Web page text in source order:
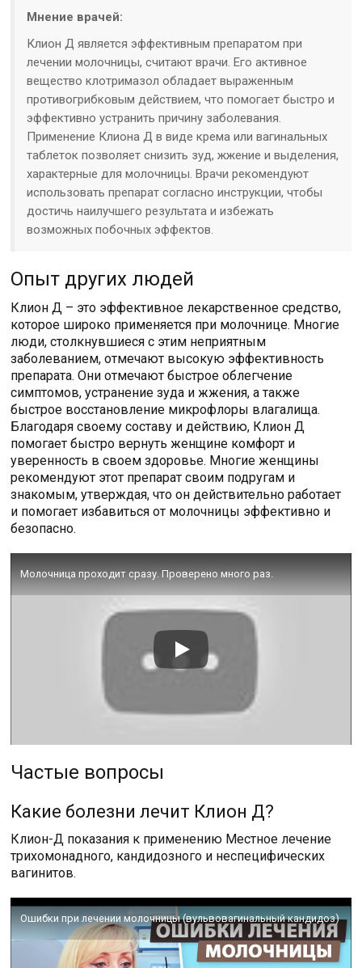
Мнение врачей:
Клион Д является эффективным препаратом при
лечении молочницы, считают врачи. Его активное
вещество клотримазол обладает выраженным
противогрибковым действием, что помогает быстро и
эффективно устранить причину заболевания.
Применение Клиона Д в виде крема или вагинальных
таблеток позволяет снизить зуд, жжение и выделения,
характерные для молочницы. Врачи рекомендуют
использовать препарат согласно инструкции, чтобы
достичь наилучшего результата и избежать
возможных побочных эффектов.
Опыт других людей
Клион Д – это эффективное лекарственное средство,
которое широко применяется при молочнице. Многие
люди, столкнувшиеся с этим неприятным
заболеванием, отмечают высокую эффективность
препарата. Они отмечают быстрое облегчение
симптомов, устранение зуда и жжения, а также
быстрое восстановление микрофлоры влагалища.
Благодаря своему составу и действию, Клион Д
помогает быстро вернуть женщине комфорт и
уверенность в своем здоровье. Многие женщины
рекомендуют этот препарат своим подругам и
знакомым, утверждая, что он действительно работает
и помогает избавиться от молочницы эффективно и
безопасно.
Молочница проходит сразу. Проверено много раз.
Частые вопросы
Какие болезни лечит Клион Д?
Клион-Д показания к применению Местное лечение
трихомонадного, кандидозного и неспецифических
вагинитов.
Ошибки при лечении молочницы (вульвовагинальный кандидоз)